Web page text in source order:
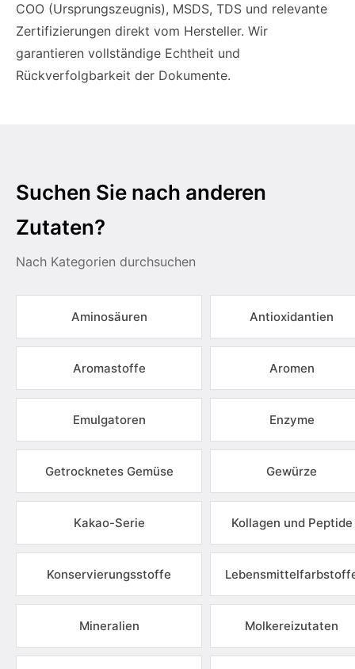
COO (Ursprungszeugnis), MSDS, TDS und relevante
Zertifizierungen direkt vom Hersteller. Wir
garantieren vollständige Echtheit und
Rückverfolgbarkeit der Dokumente.
Suchen Sie nach anderen
Zutaten?
Nach Kategorien durchsuchen
Aminosäuren Antioxidantien
Aromastoffe Aromen
Emulgatoren Enzyme
Getrocknetes Gemüse Gewürze
Kakao-Serie Kollagen und Peptide
Konservierungsstoffe
Mineralien Molkereizutaten